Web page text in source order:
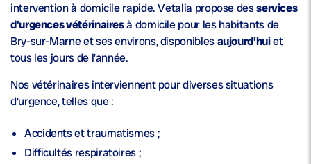
intervention à domicile rapide. Vetalia propose desservices
d’urgences vétérinairesà domicile pour les habitants de
Bry-sur-Marne et ses environs, disponiblesaujourd’huiet
tous les jours de l’année.
Nos vétérinaires interviennent pour diverses situations
d’urgence, telles que :
Accidents et traumatismes ;
Difficultés respiratoires ;